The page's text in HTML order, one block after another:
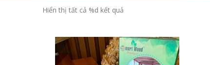
Hiển thị tất cả %d kết quả